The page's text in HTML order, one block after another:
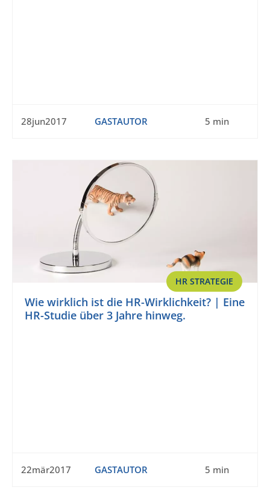
28jun2017 GASTAUTOR 5 min
HR STRATEGIE
Wie wirklich ist die HR-Wirklichkeit? | Eine
HR-Studie über 3 Jahre hinweg.
22mär2017 GASTAUTOR 5 min